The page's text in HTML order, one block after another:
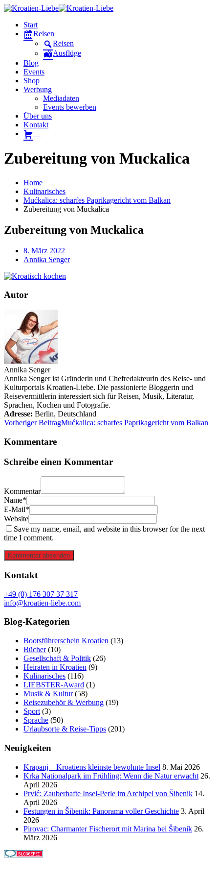
Start
Reisen
Reisen
Ausflüge
Blog
Events
Shop
Werbung
Mediadaten
Events bewerben
Über uns
Kontakt
Zubereitung von Muckalica
Home
Kulinarisches
Mućkalica: scharfes Paprikagericht vom Balkan
Zubereitung von Muckalica
Zubereitung von Muckalica
8. März 2022
Annika Senger
Autor
Annika Senger
Annika Senger ist Gründerin und Chefredakteurin des Reise- und
Kulturportals Kroatien-Liebe. Die passionierte Bloggerin und
Reisevermittlerin interessiert sich für Reisen, Musik, Literatur,
Sprachen, Kochen und Fotografie.
Adresse: Berlin, Deutschland
Vorheriger BeitragMućkalica: scharfes Paprikagericht vom Balkan
Kommentare
Schreibe einen Kommentar
Kommentar
Name*
E-Mail*
Website
Save my name, email, and website in this browser for the next
time I comment.
Kommentar absenden
Kontakt
+49 (0) 176 307 37 317
info@kroatien-liebe.com
Blog-Kategorien
Bootsführerschein Kroatien (13)
Bücher(10)
Gesellschaft & Politik (26)
Heiraten in Kroatien (9)
Kulinarisches (116)
LIEBSTER-Award (1)
Musik & Kultur(58)
Reisezubehör & Werbung (19)
Sport (3)
Sprache (50)
Urlaubsorte & Reise-Tipps (201)
Neuigkeiten
Krapanj – Kroatiens kleinste bewohnte Insel 8. Mai 2026
Krka Nationalpark im Frühling: Wenn die Natur erwacht 26.
April 2026
Prvić: Zauberhafte Insel-Perle im Archipel von Šibenik 14.
April 2026
Festungen in Šibenik: Panorama voller Geschichte 3. April
2026
Pirovac: Charmanter Fischerort mit Marina bei Šibenik 26.
März 2026